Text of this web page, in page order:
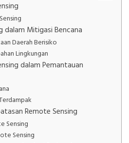
dalam Mitigasi Bencana
Daerah Berisiko
Lingkungan
dalam Pemantauan
Remote Sensing
Sensing
Sensing